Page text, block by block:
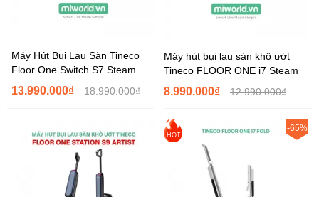
Máy Hút Bụi Lau Sàn Tineco
Floor One Switch S7 Steam
13.990.000₫ 18.990.000₫
Máy hút bụi lau sàn khô ướt
Tineco FLOOR ONE i7 Steam
8.990.000₫ 12.990.000₫
HOT
-65%